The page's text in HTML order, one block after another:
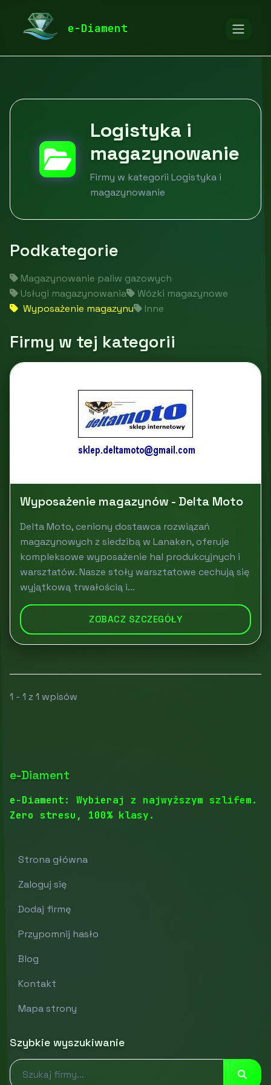
e-Diament
diamentspa.pl
Logistyka, spedycja, transport
Logistyka i
magazynowanie
Firmy w kategorii Logistyka i
magazynowanie
Podkategorie
Magazynowanie paliw gazowych
Usługi magazynowania
Wózki magazynowe
Wyposażenie magazynu
Inne
Firmy w tej kategorii
Wyposażenie magazynów - Delta Moto
Delta Moto, ceniony dostawca rozwiązań
magazynowych z siedzibą w Lanaken, oferuje
kompleksowe wyposażenie hal produkcyjnych i
warsztatów. Nasze stoły warsztatowe cechują się
wyjątkową trwałością i...
ZOBACZ SZCZEGÓŁY
1 - 1 z 1 wpisów
e-Diament
e-Diament: Wybieraj z najwyższym szlifem.
Zero stresu, 100% klasy.
Strona główna
Zaloguj się
Dodaj firmę
Przypomnij hasło
Blog
Kontakt
Mapa strony
Szybkie wyszukiwanie